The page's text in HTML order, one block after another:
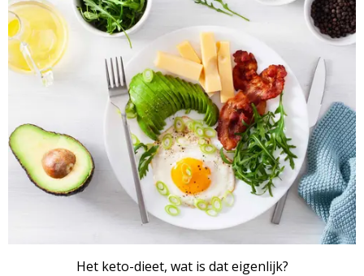
ARTIKEL
Het keto-dieet, wat is dat eigenlijk?